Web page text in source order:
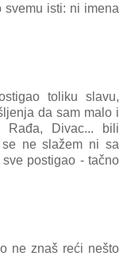
svemu isti: ni imena
toliku slavu,
da sam malo i
Rađa, Divac... bili
ne slažem ni sa
postigao - tačno
ne znaš reći nešto